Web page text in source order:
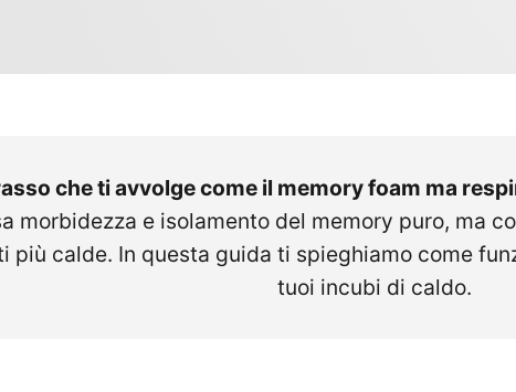
che ti avvolge come il memory foam ma
morbidezza e isolamento del memory puro, ma
più calde. In questa guida ti spieghiamo come
tuoi incubi di caldo.